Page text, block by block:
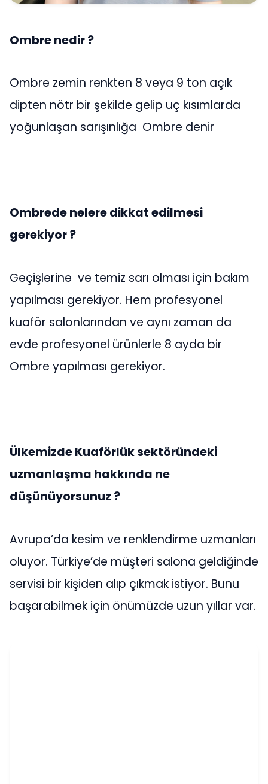
Ombre nedir ?
Ombre zemin renkten 8 veya 9 ton açık
dipten nötr bir şekilde gelip uç kısımlarda
yoğunlaşan sarışınlığa Ombre denir
Ombrede nelere dikkat edilmesi
gerekiyor ?
Geçişlerine ve temiz sarı olması için bakım
yapılması gerekiyor. Hem profesyonel
kuaför salonlarından ve aynı zaman da
evde profesyonel ürünlerle 8 ayda bir
Ombre yapılması gerekiyor.
Ülkemizde Kuaförlük sektöründeki
uzmanlaşma hakkında ne
düşünüyorsunuz ?
Avrupa’da kesim ve renklendirme uzmanları
oluyor. Türkiye’de müşteri salona geldiğinde
servisi bir kişiden alıp çıkmak istiyor. Bunu
başarabilmek için önümüzde uzun yıllar var.